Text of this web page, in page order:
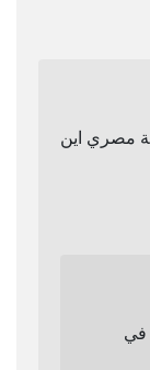
مصري اين
في